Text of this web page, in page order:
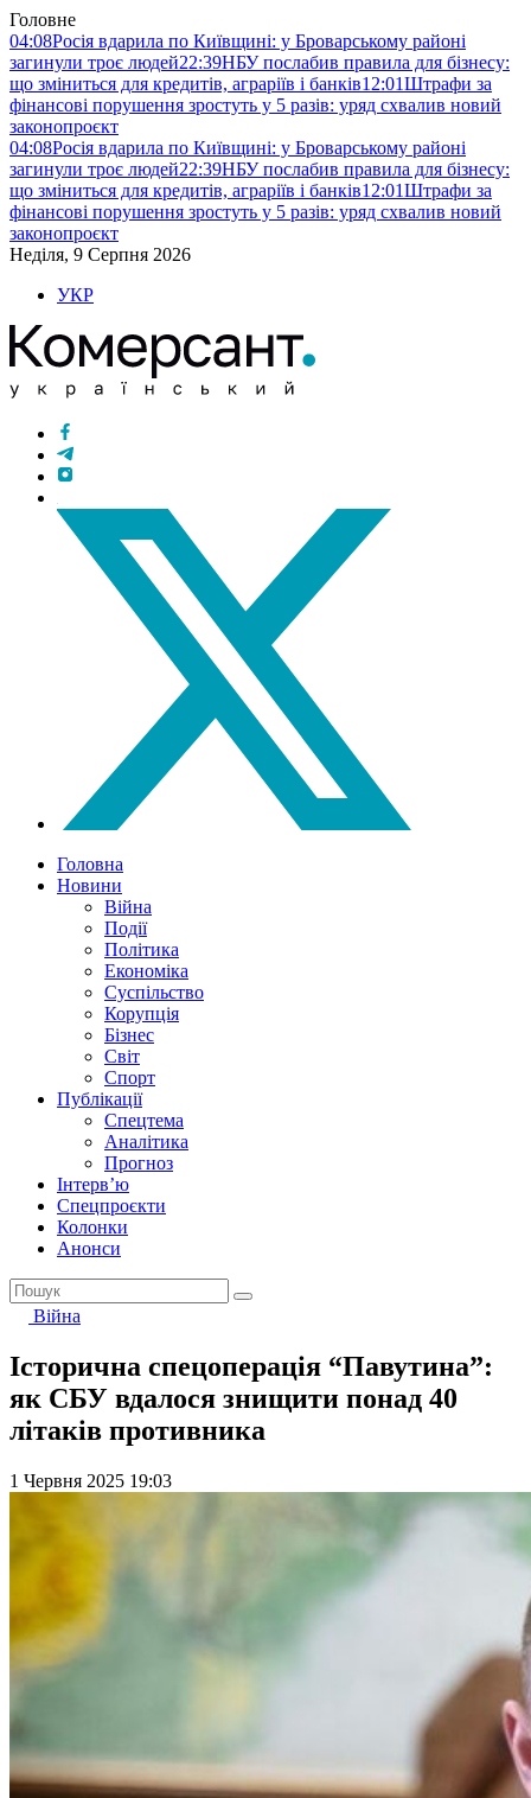
Головне
04:08Росія вдарила по Київщині: у Броварському районі
загинули троє людей22:39НБУ послабив правила для бізнесу:
що зміниться для кредитів, аграріїв і банків12:01Штрафи за
фінансові порушення зростуть у 5 разів: уряд схвалив новий
законопроєкт
04:08Росія вдарила по Київщині: у Броварському районі
загинули троє людей22:39НБУ послабив правила для бізнесу:
що зміниться для кредитів, аграріїв і банків12:01Штрафи за
фінансові порушення зростуть у 5 разів: уряд схвалив новий
законопроєкт
Неділя, 9 Серпня 2026
УКР
Головна
Новини
Війна
Події
Політика
Економіка
Суспільство
Корупція
Бізнес
Світ
Спорт
Публікації
Спецтема
Аналітика
Прогноз
Інтерв’ю
Спецпроєкти
Колонки
Анонси
Війна
Історична спецоперація “Павутина”:
як СБУ вдалося знищити понад 40
літаків противника
1 Червня 2025 19:03